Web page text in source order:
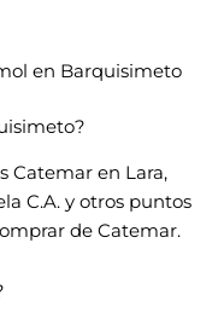
en Barquisimeto
Catemar en Lara,
C.A. y otros puntos
de Catemar.